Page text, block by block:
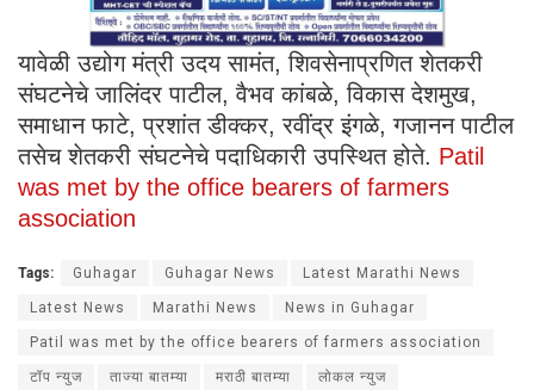
यावेळी उद्योग मंत्री उदय सामंत, शिवसेनाप्रणित शेतकरी
संघटनेचे जालिंदर पाटील, वैभव कांबळे, विकास देशमुख,
समाधान फाटे, प्रशांत डीक्कर, रवींद्र इंगळे, गजानन पाटील
तसेच शेतकरी संघटनेचे पदाधिकारी उपस्थित होते. Patil
was met by the office bearers of farmers
association
Tags: Guhagar Guhagar News Latest Marathi News
Latest News Marathi News News in Guhagar
Patil was met by the office bearers of farmers association
टॉप न्युज ताज्या बातम्या मराठी बातम्या लोकल न्युज